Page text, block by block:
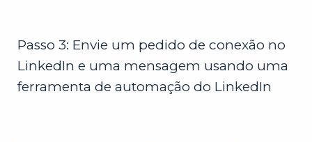
Passo 3: Envie um pedido de conexão no
LinkedIn e uma mensagem usando uma
ferramenta de automação do LinkedIn